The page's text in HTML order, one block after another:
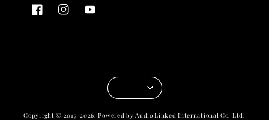
Copyright © 2017-2026. Powered by Audio Linked International Co. Ltd.